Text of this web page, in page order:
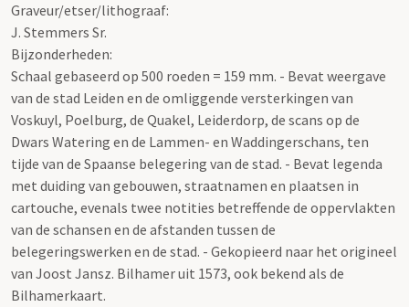
Graveur/etser/lithograaf:
J. Stemmers Sr.
Bijzonderheden:
Schaal gebaseerd op 500 roeden = 159 mm. - Bevat weergave
van de stad Leiden en de omliggende versterkingen van
Voskuyl, Poelburg, de Quakel, Leiderdorp, de scans op de
Dwars Watering en de Lammen- en Waddingerschans, ten
tijde van de Spaanse belegering van de stad. - Bevat legenda
met duiding van gebouwen, straatnamen en plaatsen in
cartouche, evenals twee notities betreffende de oppervlakten
van de schansen en de afstanden tussen de
belegeringswerken en de stad. - Gekopieerd naar het origineel
van Joost Jansz. Bilhamer uit 1573, ook bekend als de
Bilhamerkaart.